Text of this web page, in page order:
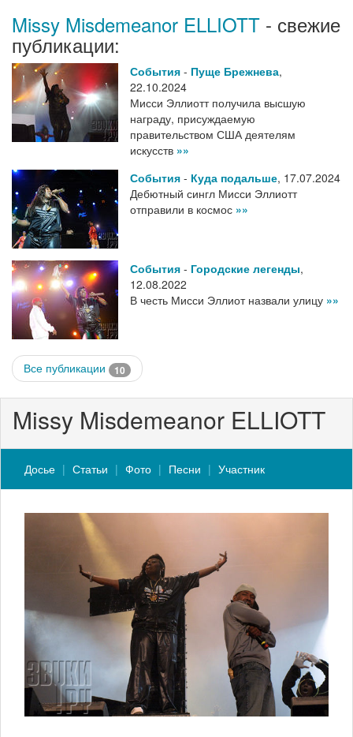
Missy Misdemeanor ELLIOTT - свежие
публикации:
События - Пуще Брежнева,
22.10.2024
Мисси Эллиотт получила высшую
награду, присуждаемую
правительством США деятелям
искусств »»
События - Куда подальше, 17.07.2024
Дебютный сингл Мисси Эллиотт
отправили в космос »»
События - Городские легенды,
12.08.2022
В честь Мисси Эллиот назвали улицу »»
Все публикации 10
Missy Misdemeanor ELLIOTT
Досье Статьи Фото Песни Участник